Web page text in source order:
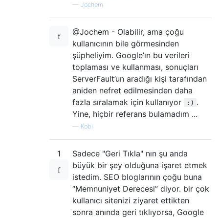
— Jochem
@Jochem - Olabilir, ama çoğu
kullanıcının bile görmesinden
şüpheliyim. Google’ın bu verileri
toplaması ve kullanması, sonuçları
ServerFault’un aradığı kişi tarafından
aniden nefret edilmesinden daha
fazla sıralamak için kullanıyor
:) .
Yine, hiçbir referans bulamadım ...
— Kobi
1
Sadece "Geri Tıkla" nın şu anda
büyük bir şey olduğuna işaret etmek
istedim. SEO bloglarının çoğu buna
“Memnuniyet Derecesi” diyor. bir çok
kullanıcı sitenizi ziyaret ettikten
sonra anında geri tıklıyorsa, Google